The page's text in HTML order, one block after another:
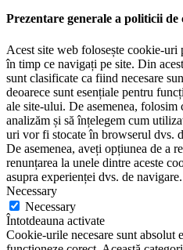
Prezentare generale a politicii
Acest site web folosește cookie-uri
în timp ce navigați pe site. Din
sunt clasificate ca fiind necesare
deoarece sunt esențiale pentru
ale site-ului. De asemenea, folosim
analizăm și să înțelegem cum
uri vor fi stocate în browserul dvs.
De asemenea, aveți opțiunea de a
renunțarea la unele dintre aceste
asupra experienței dvs. de navigare.
Necessary
Necessary
Întotdeauna activate
Cookie-urile necesare sunt absolut